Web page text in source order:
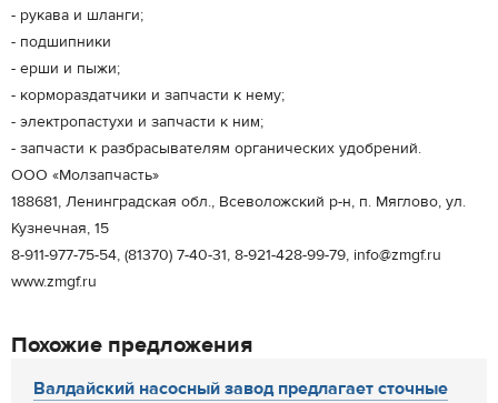
- рукава и шланги;
- подшипники
- ерши и пыжи;
- кормораздатчики и запчасти к нему;
- электропастухи и запчасти к ним;
- запчасти к разбрасывателям органических удобрений.
ООО «Молзапчасть»
188681, Ленинградская обл., Всеволожский р-н, п. Мяглово, ул.
Кузнечная, 15
8-911-977-75-54, (81370) 7-40-31, 8-921-428-99-79, info@zmgf.ru
www.zmgf.ru
Похожие предложения
Валдайский насосный завод предлагает сточные